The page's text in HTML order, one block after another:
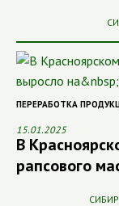
ПЕРЕРАБОТКА
15.01.2025
В
рапсового